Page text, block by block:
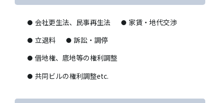
会社更生法、民事再生法
家賃・地代交渉
立退料
訴訟・調停
借地権、底地等の権利調整
共同ビルの権利調整etc.